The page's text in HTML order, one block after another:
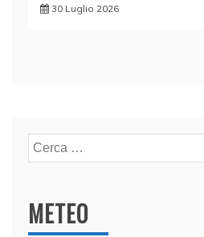
30 Luglio 2026
Ricerca
per:
METEO